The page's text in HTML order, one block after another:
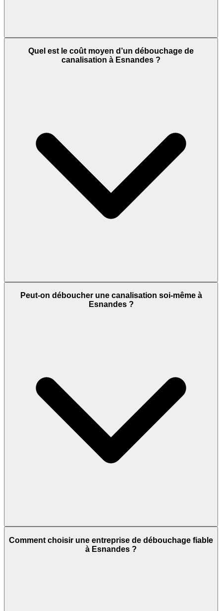
Quel est le coût moyen d’un débouchage de
canalisation à Esnandes ?
Peut-on déboucher une canalisation soi-même à
Esnandes ?
Comment choisir une entreprise de débouchage fiable
à Esnandes ?